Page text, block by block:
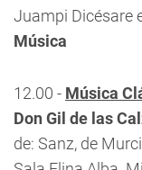
Juampi Dicésare
Música
12.00 - Música
Don Gil de las
de: Sanz, de